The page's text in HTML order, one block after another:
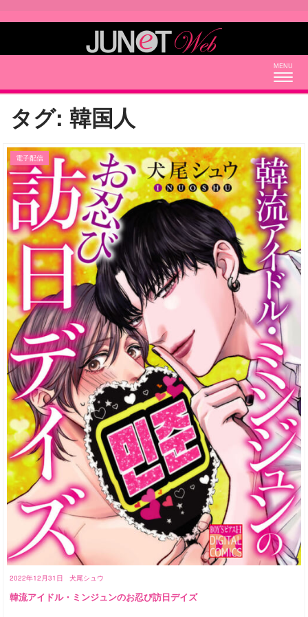
タグ: 韓国人
2022年12月31日 犬尾シュウ
電子配信
韓流アイドル・ミンジュンのお忍び訪日デイズ